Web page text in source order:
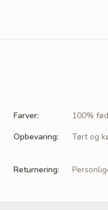
Farver:
100%
Opbevaring: Tørt og
Returnering: